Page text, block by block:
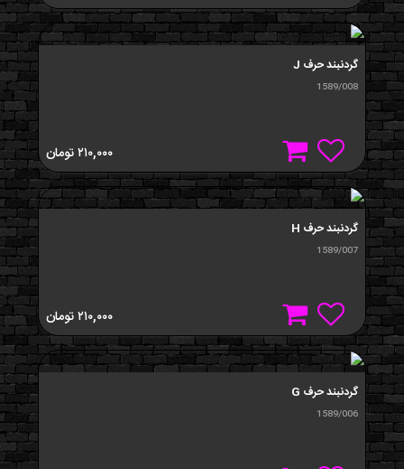
گردنبند حرف J
1589/008
۲۱۰,۰۰۰تومان
گردنبند حرف H
1589/007
۲۱۰,۰۰۰تومان
گردنبند حرف G
1589/006